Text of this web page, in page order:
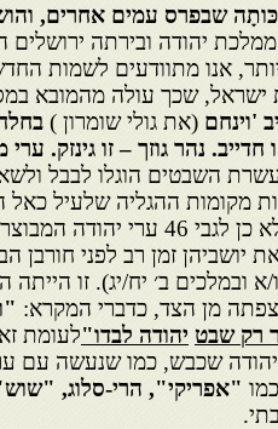
שבפרס עמים אחרים,
ממלכת יהודה ובירתה ירושלים
אנו מתוודעים לשמות
ישראל, שכך עולה מהמובא
'וינחם (את גולי שומרון )
נהר גוזך – זו גינזק. ערי
השבטים הוגלו לבבל
מקומות ההגליה שלעיל כאל
הוגלו תושבי ממלכת ישראל בלבד. לא כן
והגלה את יושביהן זמן רב לפני
א ובמלכים ב׳ יח/יג). זו
צפתה מן הצד, כדברי המקרא:
רק שבט יהודה לבדו"לעומת
יהודה שכבש, כמו שנעשה עם
"אפריקי", הרי-סלוג,